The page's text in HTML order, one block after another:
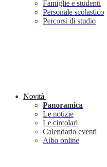
Famiglie e studenti
Personale scolastico
Percorsi di studio
Novità
Panoramica
Le notizie
Le circolari
Calendario eventi
Albo online